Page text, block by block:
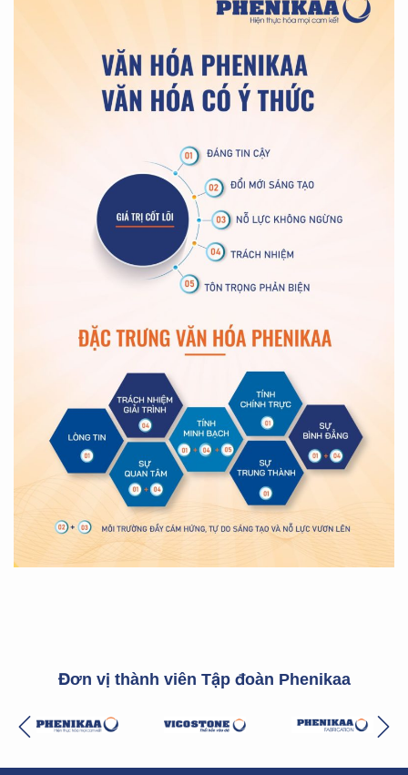
Đơn vị thành viên Tập đoàn Phenikaa